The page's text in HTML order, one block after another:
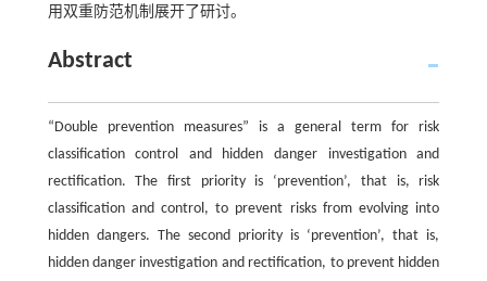
用双重防范机制展开了研讨。
Abstract
“Double prevention measures” is a general term for risk
classification control and hidden danger investigation and
rectification. The first priority is ‘prevention’, that is, risk
classification and control, to prevent risks from evolving into
hidden dangers. The second priority is ‘prevention’, that is,
hidden danger investigation and rectification, to prevent hidden